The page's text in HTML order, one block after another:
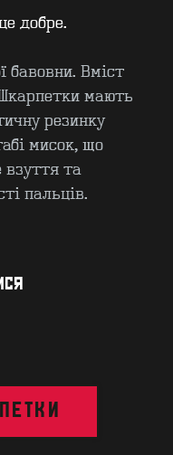
добре.
бавовни. Вміст
мають
резинку
мисок, що
взуття та
пальців.